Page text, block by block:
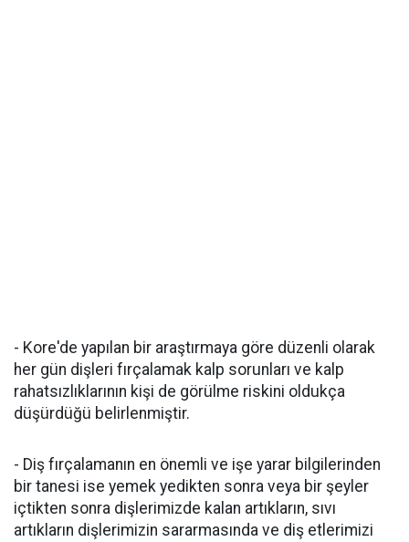
- Kore'de yapılan bir araştırmaya göre düzenli olarak
her gün dişleri fırçalamak kalp sorunları ve kalp
rahatsızlıklarının kişi de görülme riskini oldukça
düşürdüğü belirlenmiştir.
- Diş fırçalamanın en önemli ve işe yarar bilgilerinden
bir tanesi ise yemek yedikten sonra veya bir şeyler
içtikten sonra dişlerimizde kalan artıkların, sıvı
artıkların dişlerimizin sararmasında ve diş etlerimizi